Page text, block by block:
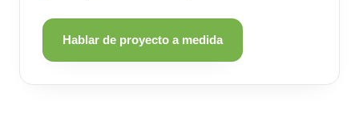
Hablar de proyecto a medida